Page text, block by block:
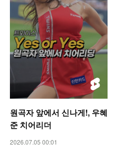
원곡자 앞에서 신나게!, 우혜
준 치어리더
2026.07.05 00:01